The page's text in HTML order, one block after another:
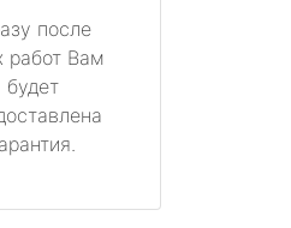
после
работ Вам
будет